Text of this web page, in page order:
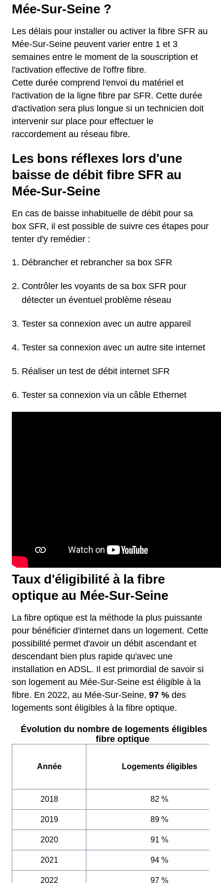
Mée-Sur-Seine ?
Les délais pour installer ou activer la fibre SFR au
Mée-Sur-Seine peuvent varier entre 1 et 3
semaines entre le moment de la souscription et
l'activation effective de l'offre fibre.
Cette durée comprend l'envoi du matériel et
l'activation de la ligne fibre par SFR. Cette durée
d'activation sera plus longue si un technicien doit
intervenir sur place pour effectuer le
raccordement au réseau fibre.
Les bons réflexes lors d'une
baisse de débit fibre SFR au
Mée-Sur-Seine
En cas de baisse inhabituelle de débit pour sa
box SFR, il est possible de suivre ces étapes pour
tenter d'y remédier :
Débrancher et rebrancher sa box SFR
Contrôler les voyants de sa box SFR pour
détecter un éventuel problème réseau
Tester sa connexion avec un autre appareil
Tester sa connexion avec un autre site internet
Réaliser un test de débit internet SFR
Tester sa connexion via un câble Ethernet
Taux d'éligibilité à la fibre
optique au Mée-Sur-Seine
La fibre optique est la méthode la plus puissante
pour bénéficier d'internet dans un logement. Cette
possibilité permet d'avoir un débit ascendant et
descendant bien plus rapide qu'avec une
installation en ADSL. Il est primordial de savoir si
son logement au Mée-Sur-Seine est éligible à la
fibre. En 2022, au Mée-Sur-Seine, 97 % des
logements sont éligibles à la fibre optique.
Évolution du nombre de logements éligibles à
fibre optique
Année Logements éligibles
2018 82 %
2019 89 %
2020 91 %
2021 94 %
2022 97 %